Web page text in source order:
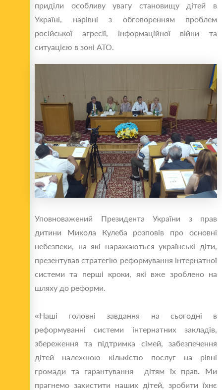
приділи особливу увагу становищу дітей в
Україні, нарівні з обговоренням проблем
російської агресії, інформаційної війни та
ситуацією в зоні АТО.
Уповноважений Президента України з прав
дитини Микола Кулеба розповів про основні
небезпеки, на які наражаються українські діти,
презентував стратегію реформування інтернатної
системи та перші кроки, які вже зроблено на
шляху до реформи.
«Наші головні завдання на сьогодні в
реформуванні системи інтернатних закладів,
збереження та підтримка сімей, забезпечення
дітей належною кількістю послуг на рівні
громади та гарантування дітям їх прав. Ми
прагнемо захистити наших дітей, зробити їхнє